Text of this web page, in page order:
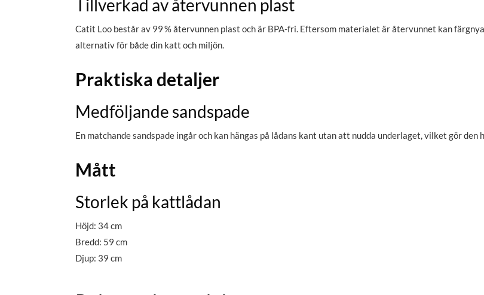
Tillverkad av återvunnen plast
Catit Loo består av 99 % återvunnen plast och är BPA-fri. Eftersom materialet är återvunnet kan
alternativ för både din katt och miljön.
Praktiska detaljer
Medföljande sandspade
En matchande sandspade ingår och kan hängas på lådans kant utan att nudda underlaget, vilket gör
Mått
Storlek på kattlådan
Höjd: 34 cm
Bredd: 59 cm
Djup: 39 cm